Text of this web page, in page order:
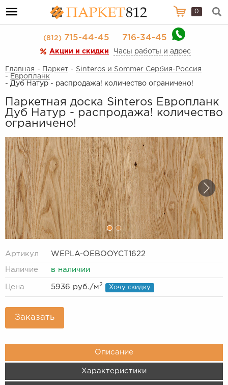
0
(812)715-44-45 716-34-45
Акции и скидки Часы работы и адрес
Главная - Паркет - Sinteros и Sommer Сербия-Россия
- Европланк
- Дуб Натур - распродажа! количество ограничено!
Паркетная доска Sinteros Европланк
Дуб Натур - распродажа! количество
ограничено!
Артикул WEPLA-OEBOOYCT1622
Наличие в наличии
Цена 5936 руб./м2 Хочу скидку
Заказать
Описание
Характеристики